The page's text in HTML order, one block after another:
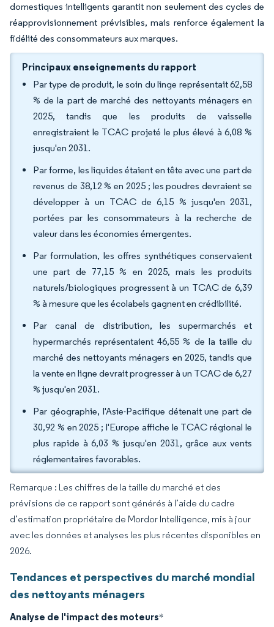
domestiques intelligents garantit non seulement des cycles de
réapprovisionnement prévisibles, mais renforce également la
fidélité des consommateurs aux marques.
Principaux enseignements du rapport
Par type de produit, le soin du linge représentait 62,58
% de la part de marché des nettoyants ménagers en
2025, tandis que les produits de vaisselle
enregistraient le TCAC projeté le plus élevé à 6,08 %
jusqu'en 2031.
Par forme, les liquides étaient en tête avec une part de
revenus de 38,12 % en 2025 ; les poudres devraient se
développer à un TCAC de 6,15 % jusqu'en 2031,
portées par les consommateurs à la recherche de
valeur dans les économies émergentes.
Par formulation, les offres synthétiques conservaient
une part de 77,15 % en 2025, mais les produits
naturels/biologiques progressent à un TCAC de 6,39
% à mesure que les écolabels gagnent en crédibilité.
Par canal de distribution, les supermarchés et
hypermarchés représentaient 46,55 % de la taille du
marché des nettoyants ménagers en 2025, tandis que
la vente en ligne devrait progresser à un TCAC de 6,27
% jusqu'en 2031.
Par géographie, l'Asie-Pacifique détenait une part de
30,92 % en 2025 ; l'Europe affiche le TCAC régional le
plus rapide à 6,03 % jusqu'en 2031, grâce aux vents
réglementaires favorables.
Remarque : Les chiffres de la taille du marché et des
prévisions de ce rapport sont générés à l’aide du cadre
d’estimation propriétaire de Mordor Intelligence, mis à jour
avec les données et analyses les plus récentes disponibles en
2026.
Tendances et perspectives du marché mondial
des nettoyants ménagers
Analyse de l'impact des moteurs*